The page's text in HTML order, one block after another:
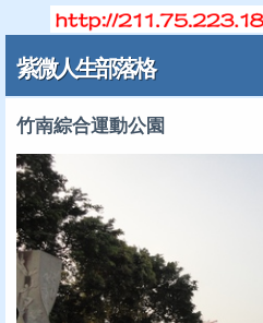
紫微人生部落格
竹南綜合運動公園